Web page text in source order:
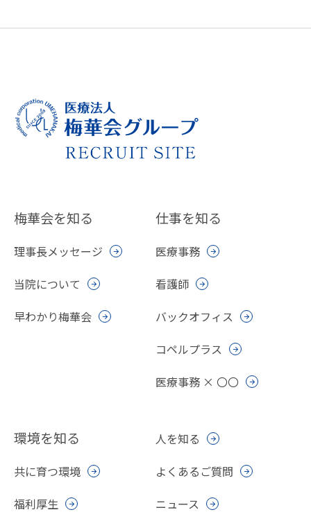
梅華会を知る
理事長メッセージ
当院について
早わかり梅華会
仕事を知る
医療事務
看護師
バックオフィス
コペルプラス
医療事務 × 〇〇
環境を知る
共に育つ環境
福利厚生
人を知る
よくあるご質問
ニュース